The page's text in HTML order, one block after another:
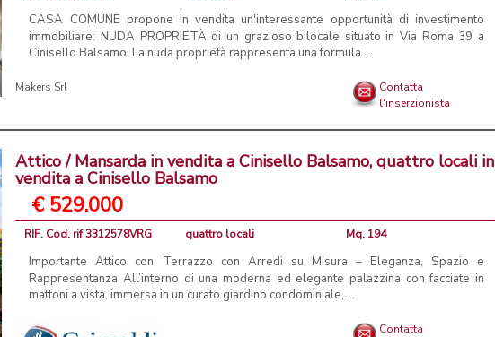
CASA COMUNE propone in vendita un'interessante opportunità di investimento
immobiliare: NUDA PROPRIETÀ di un grazioso bilocale situato in Via Roma 39 a
Cinisello Balsamo. La nuda proprietà rappresenta una formula ...
Makers Srl
Contatta
l'inserzionista
Attico / Mansarda in vendita a Cinisello Balsamo, quattro locali in
vendita a Cinisello Balsamo
€ 529.000
RIF. Cod. rif 3312578VRG quattro locali Mq. 194
Importante Attico con Terrazzo con Arredi su Misura – Eleganza, Spazio e
Rappresentanza All’interno di una moderna ed elegante palazzina con facciate in
mattoni a vista, immersa in un curato giardino condominiale, ...
Contatta